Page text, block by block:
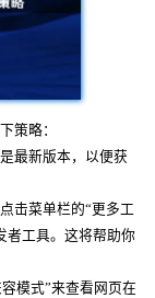
策略：
最新版本，以便获
击菜单栏的“更多工
者工具。这将帮助你
模式”来查看网页在